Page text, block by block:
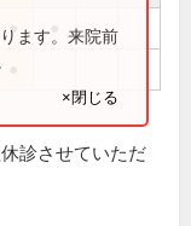
●ます。来院前
×閉じる
診させていただ